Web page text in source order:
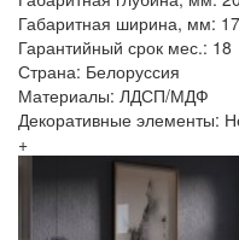
Габаритная ширина, мм:
Гарантийный срок мес.: 18
Страна: Белоруссия
Материалы: ЛДСП/МДФ
Декоративные элементы:
+